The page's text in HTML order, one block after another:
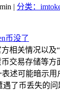
| 分类：
相关情况以及
交易存储等方
表述可能暗示
遇了币丢失的